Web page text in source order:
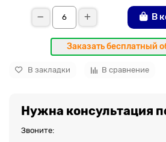
В
Заказать бесплатный
В закладки В сравнение
Нужна консультация
Звоните: